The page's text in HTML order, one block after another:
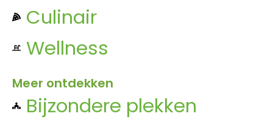
Culinair
Wellness
Meer ontdekken
Bijzondere plekken